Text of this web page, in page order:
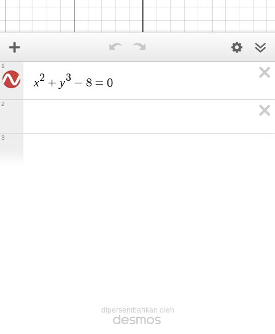
x2 + y3 − 8 = 0
1
2
3
dipersembahkan oleh